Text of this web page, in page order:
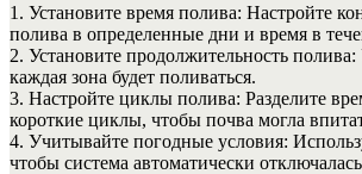
1. Установите время полива: Настройте
полива в определенные дни и время в
2. Установите продолжительность
каждая зона будет поливаться.
3. Настройте циклы полива: Разделите
короткие циклы, чтобы почва могла
4. Учитывайте погодные условия:
чтобы система автоматически